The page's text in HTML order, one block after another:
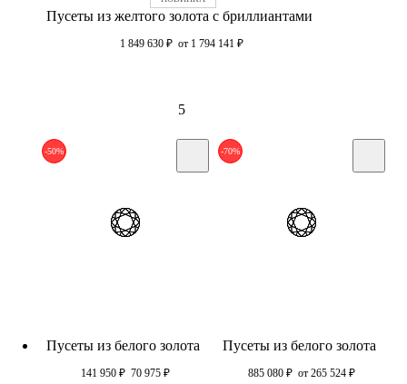
Пусеты из желтого золота с бриллиантами
1 849 630 ₽ от 1 794 141 ₽
5
-50%
Пусеты из белого золота
141 950 ₽ 70 975 ₽
-70%
Пусеты из белого золота
885 080 ₽ от 265 524 ₽